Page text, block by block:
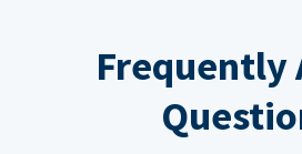
Frequently